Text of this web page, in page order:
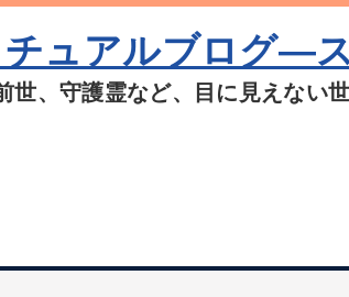
ュアルブログ―
世、守護霊など、目に見えない